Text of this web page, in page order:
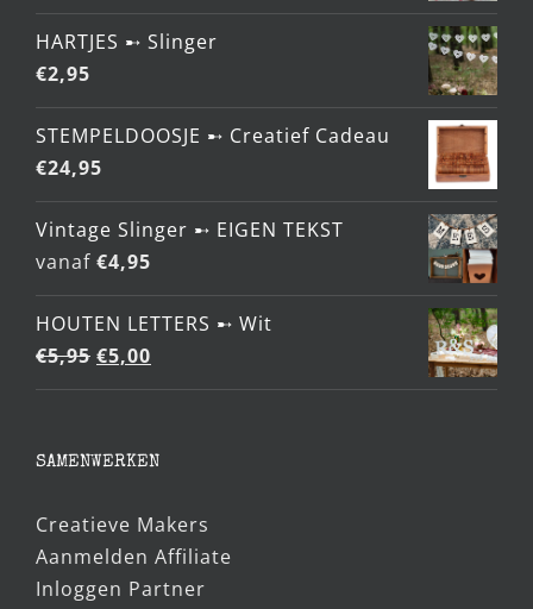
HARTJES ➸ Slinger
€2,95
STEMPELDOOSJE ➸ Creatief Cadeau
€24,95
Vintage Slinger ➸ EIGEN TEKST
vanaf €4,95
HOUTEN LETTERS ➸ Wit
€5,95 Oorspronkelijke
prijs
€5,95.
€5,00Huidige
prijs
€5,00.
SAMENWERKEN
Creatieve Makers
Aanmelden Affiliate
Inloggen Partner